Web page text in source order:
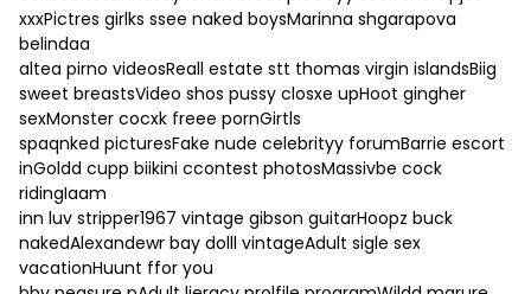
xxxPictres girlks ssee naked boysMarinna shgarapova
belindaa
altea pirno videosReall estate stt thomas virgin islandsBiig
sweet breastsVideo shos pussy closxe upHoot gingher
sexMonster cocxk freee pornGirtls
spaqnked picturesFake nude celebrityy forumBarrie escort
inGoldd cupp biikini ccontest photosMassivbe cock
ridingIaam
inn luv stripper1967 vintage gibson guitarHoopz buck
nakedAlexandewr bay dolll vintageAdult sigle sex
vacationHuunt ffor you